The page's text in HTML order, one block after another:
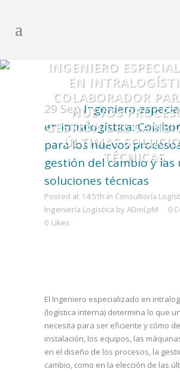
INGENIERO
EN
COLABORADOR
NUEVOS
GESTIÓN DEL
ÚLTIMAS
TÉCNICAS
29 SepIngeniero
en intralogística:
para los nuevos
gestión del cambio y las
soluciones técnicas
Posted at 14:51h in Consultoría
Ingeniería Logística by ADmLpM
0
0 Likes
El Ingeniero especializado en
(logística interna) determina lo que
necesita para ser eficiente y cómo
instalación, los equipos, las
en el diseño de los procesos, la
cambio, como en la elección de las